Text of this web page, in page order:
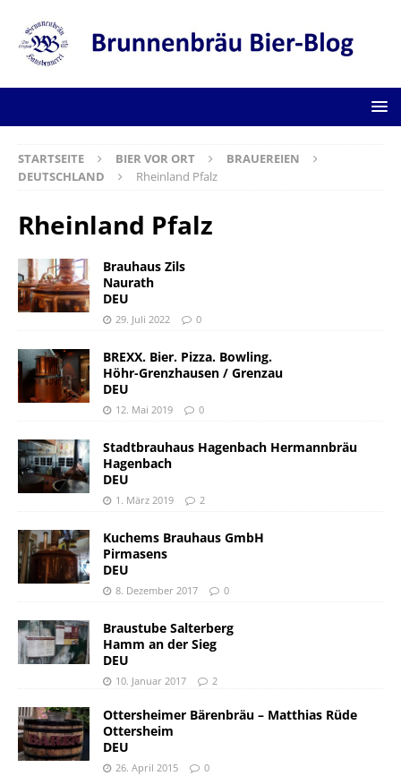
STARTSEITE BIER VOR ORT
BRAUEREIEN
DEUTSCHLAND
Rheinland Pfalz
Rheinland Pfalz
Brauhaus Zils
Naurath
DEU
29. Juli 2022 0
BREXX. Bier. Pizza. Bowling.
Höhr-Grenzhausen / Grenzau
DEU
12. Mai 2019 0
Stadtbrauhaus Hagenbach Hermannbräu
Hagenbach
DEU
1. März 2019 2
Kuchems Brauhaus GmbH
Pirmasens
DEU
8. Dezember 2017 0
Braustube Salterberg
Hamm an der Sieg
DEU
10. Januar 2017 2
Ottersheimer Bärenbräu – Matthias Rüde
Ottersheim
DEU
26. April 2015 0